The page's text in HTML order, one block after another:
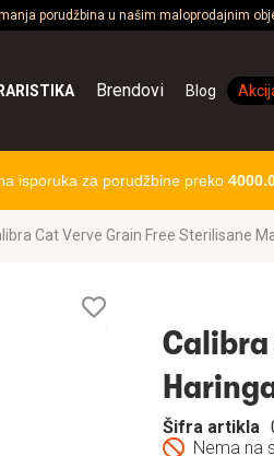
porudžbina u našim maloprodajnim
Brendovi Blog
isporuka za porudžbine preko
Cat Verve Grain Free Sterilisane
želja
Calibra
Nema na
Šifra artikla